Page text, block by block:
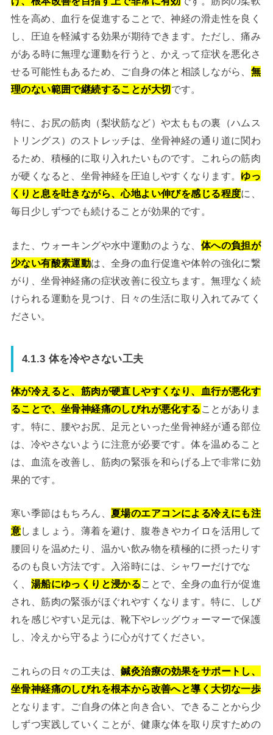
性を高め、血行を促進することで、神経の滑走性を良く
し、圧迫を軽減する効果が期待できます。ただし、痛み
がある時に無理な運動を行うと、かえって症状を悪化さ
せる可能性もあるため、ご自身の体と相談しながら、 無
理のない範囲で継続することが大切です。
特に、お尻の筋肉（梨状筋など）や太ももの裏（ハムス
トリングス）のストレッチは、坐骨神経の通り道に関わ
るため、積極的に取り入れたいものです。これらの筋肉
が硬くなると、坐骨神経を圧迫しやすくなります。 ゆっ
くりと息を吐きながら、心地よい伸びを感じる程度に、
毎日少しずつでも続けることが効果的です。
また、ウォーキングや水中運動のような、 体への負担が
少ない有酸素運動は、全身の血行促進や体幹の強化に繋
がり、坐骨神経痛の症状改善に役立ちます。無理なく続
けられる運動を見つけ、日々の生活に取り入れてみてく
ださい。
4.1.3 体を冷やさない工夫
体が冷えると、筋肉が硬直しやすくなり、血行が悪化す
ることで、坐骨神経痛のしびれが悪化する ことがありま
す。特に、腰やお尻、足元といった坐骨神経が通る部位
は、冷やさないように注意が必要です。体を温めること
は、血流を改善し、筋肉の緊張を和らげる上で非常に効
果的です。
寒い季節はもちろん、夏場のエアコンによる冷えにも注
意しましょう。薄着を避け、腹巻きやカイロを活用して
腰回りを温めたり、温かい飲み物を積極的に摂ったりす
るのも良い方法です。入浴時には、シャワーだけでな
く、 湯船にゆっくりと浸かることで、全身の血行が促進
され、筋肉の緊張がほぐれやすくなります。特に、しび
れを感じやすい足元は、靴下やレッグウォーマーで保護
し、冷えから守るように心がけてください。
これらの日々の工夫は、鍼灸治療の効果をサポートし、
坐骨神経痛のしびれを根本から改善へと導く大切な一歩
となります。ご自身の体と向き合い、できることから少
しずつ実践していくことが、健康な体を取り戻すための